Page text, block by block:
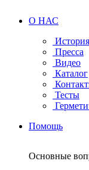
О НАС
История
Пресса
Видео
Каталог
Тесты
Помощь
Основные